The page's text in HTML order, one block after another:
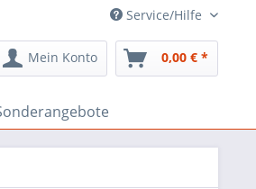
Service/Hilfe
Mein Konto 0,00 € *